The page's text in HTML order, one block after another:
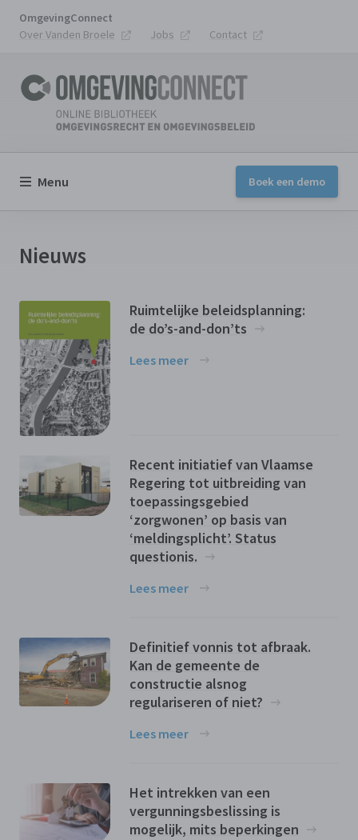
OmgevingConnect
Over Vanden Broele
Jobs Contact
Menu Boek een demo
Nieuws
Ruimtelijke beleidsplanning:
de do’s-and-don’ts
Lees meer
Recent initiatief van Vlaamse
Regering tot uitbreiding van
toepassingsgebied
‘zorgwonen’ op basis van
‘meldingsplicht’. Status
questionis.
Lees meer
Definitief vonnis tot afbraak.
Kan de gemeente de
constructie alsnog
regulariseren of niet?
Lees meer
Het intrekken van een
vergunningsbeslissing is
mogelijk, mits beperkingen